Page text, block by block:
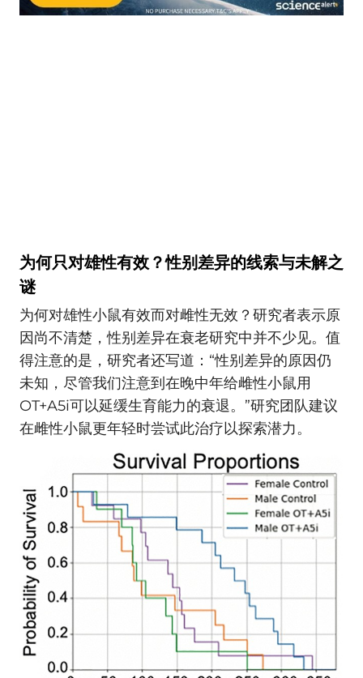
为何只对雄性有效？性别差异的线索与未解之
谜
为何对雄性小鼠有效而对雌性无效？研究者表示原
因尚不清楚，性别差异在衰老研究中并不少见。值
得注意的是，研究者还写道：“性别差异的原因仍
未知，尽管我们注意到在晚中年给雌性小鼠用
OT+A5i可以延缓生育能力的衰退。”研究团队建议
在雌性小鼠更年轻时尝试此治疗以探索潜力。